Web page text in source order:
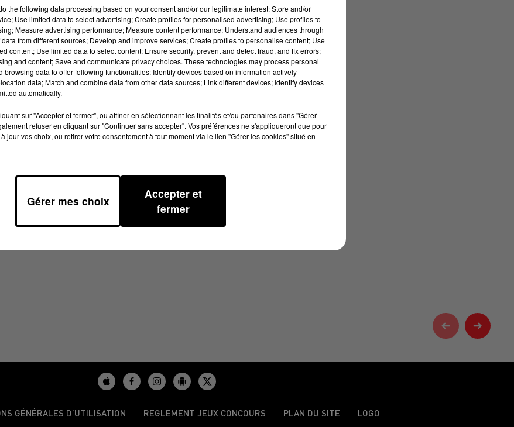
09H00
GÉNÉRALES D’UTILISATION REGLEMENT JEUX CONCOURS PLAN DU SITE LOGO
the following data processing based on your consent and/or our legitimate interest: Store and/or
Use limited data to select advertising; Create profiles for personalised advertising; Use profiles to
Measure advertising performance; Measure content performance; Understand audiences through
from different sources; Develop and improve services; Create profiles to personalise content; Use
content; Use limited data to select content; Ensure security, prevent and detect fraud, and fix errors;
and content; Save and communicate privacy choices. These technologies may process personal
browsing data to offer following functionalities: Identify devices based on information actively
data; Match and combine data from other data sources; Link different devices; Identify devices
automatically.
sur "Accepter et fermer", ou affiner en sélectionnant les finalités et/ou partenaires dans "Gérer
refuser en cliquant sur "Continuer sans accepter". Vos préférences ne s'appliqueront que pour
jour vos choix, ou retirer votre consentement à tout moment via le lien "Gérer les cookies" situé en
Gérer mes choix
Accepter et
fermer